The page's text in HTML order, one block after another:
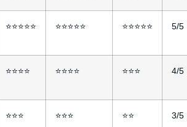
⭐⭐⭐⭐⭐ ⭐⭐⭐⭐⭐ ⭐⭐⭐⭐⭐ 5/5
⭐⭐⭐⭐ ⭐⭐⭐⭐ ⭐⭐⭐ 4/5
⭐⭐⭐ ⭐⭐⭐ ⭐⭐ 3/5